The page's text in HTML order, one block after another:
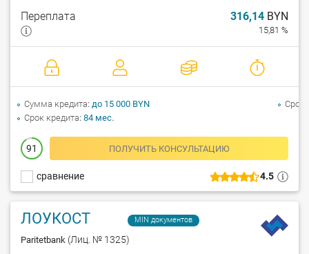
4.5
сравнение
Переплата 316,14 BYN
15,81 %
91 ПОЛУЧИТЬ КОНСУЛЬТАЦИЮ
Сумма кредита до 15 000 BYN
Срок кредита 84 мес.
Срок
ЛОУКОСТ MIN документов
Paritetbank (Лиц. № 1325)